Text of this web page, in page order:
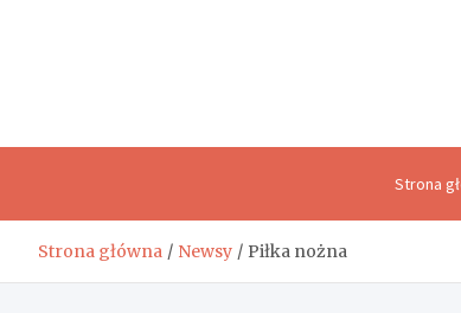
Strona
Strona główna Newsy Piłka nożna